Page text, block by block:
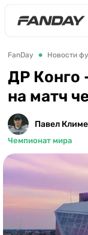
FanDay Новости
ДР Конго
на матч
Павел
Чемпионат мира